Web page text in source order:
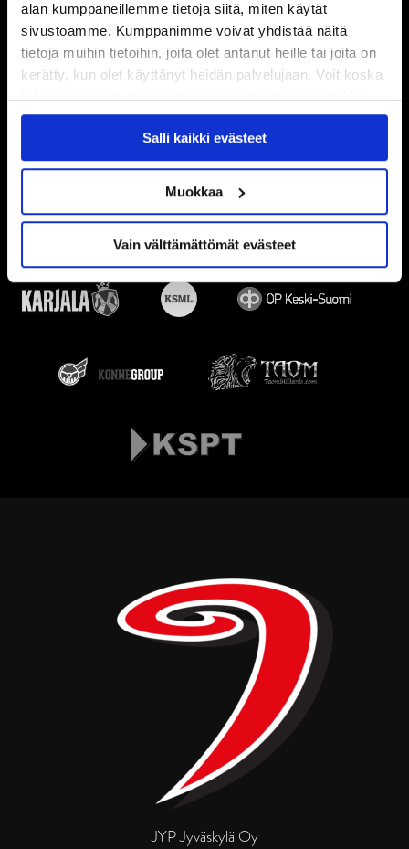
alan kumppaneillemme tietoja siitä, miten käytät
sivustoamme. Kumppanimme voivat yhdistää näitä
tietoja muihin tietoihin, joita olet antanut heille tai joita on
kerätty, kun olet käyttänyt heidän palvelujaan. Voit koska
tahansa kumota tai muuttaa suostumustasi evästeiden
käytöstäEvästeet-sivultamme.
Salli kaikki evästeet
Muokkaa
Vain välttämättömät evästeet
JYP Jyväskylä Oy